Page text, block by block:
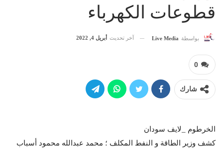
قطوعات الكهرباء
بواسطة Live Media آخر تحديث أبريل 4, 2022
0
شارك
الخرطوم _لايف سودان
كشف وزير الطاقة و النفط المكلف ؛ محمد عبدالله محمود أسباب